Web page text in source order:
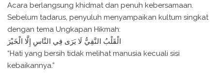
Acara berlangsung khidmat dan penuh kebersamaan.
Sebelum tadarus, penyuluh menyampaikan kultum singkat
dengan tema Ungkapan Hikmah:
الْقَلْبُ النَّقِيُّ لَا يَرَى فِي النَّاسِ إِلَّا الْخَيْرَ
“Hati yang bersih tidak melihat manusia kecuali sisi
kebaikannya.”